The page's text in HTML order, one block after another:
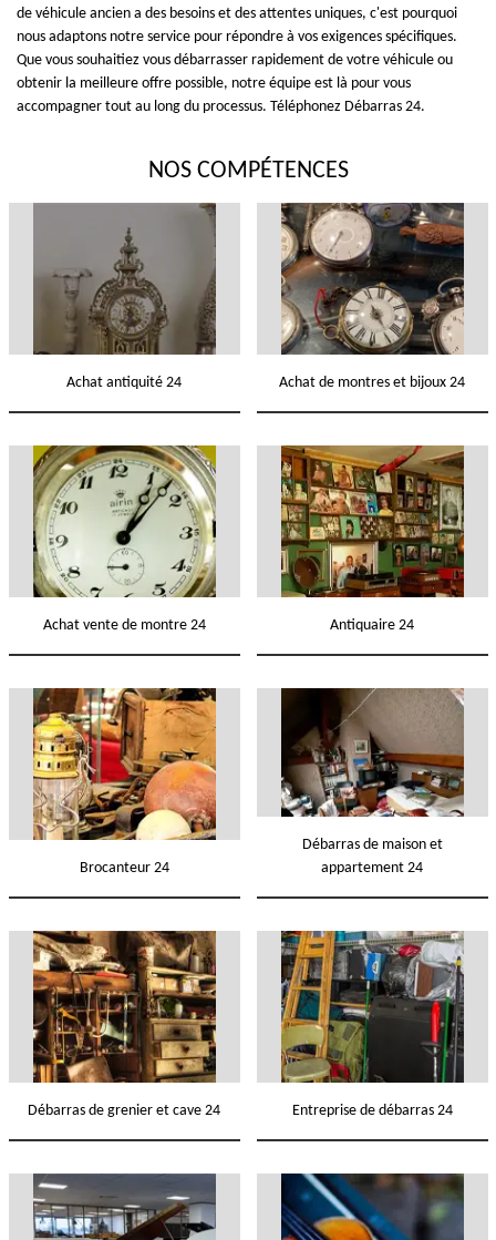
de véhicule ancien a des besoins et des attentes uniques, c'est pourquoi
nous adaptons notre service pour répondre à vos exigences spécifiques.
Que vous souhaitiez vous débarrasser rapidement de votre véhicule ou
obtenir la meilleure offre possible, notre équipe est là pour vous
accompagner tout au long du processus. Téléphonez Débarras 24.
NOS COMPÉTENCES
Achat antiquité 24 Achat de montres et bijoux 24
Achat vente de montre 24 Antiquaire 24
Brocanteur 24
Débarras de maison et
appartement 24
Débarras de grenier et cave 24 Entreprise de débarras 24